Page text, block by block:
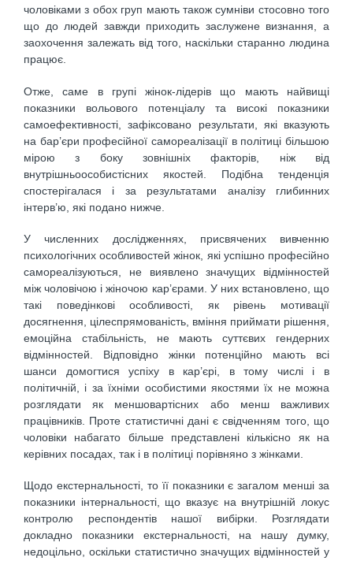
чоловіками з обох груп мають також сумніви стосовно того
що до людей завжди приходить заслужене визнання, а
заохочення залежать від того, наскільки старанно людина
працює.
Отже, саме в групі жінок-лідерів що мають найвищі
показники вольового потенціалу та високі показники
самоефективності, зафіксовано результати, які вказують
на бар’єри професійної самореалізації в політиці більшою
мірою з боку зовнішніх факторів, ніж від
внутрішньоособистісних якостей. Подібна тенденція
спостерігалася і за результатами аналізу глибинних
інтерв’ю, які подано нижче.
У численних дослідженнях, присвячених вивченню
психологічних особливостей жінок, які успішно професійно
самореалізуються, не виявлено значущих відмінностей
між чоловічою і жіночою кар’єрами. У них встановлено, що
такі поведінкові особливості, як рівень мотивації
досягнення, цілеспрямованість, вміння приймати рішення,
емоційна стабільність, не мають суттєвих гендерних
відмінностей. Відповідно жінки потенційно мають всі
шанси домогтися успіху в кар’єрі, в тому числі і в
політичній, і за їхніми особистими якостями їх не можна
розглядати як меншовартісних або менш важливих
працівників. Проте статистичні дані є свідченням того, що
чоловіки набагато більше представлені кількісно як на
керівних посадах, так і в політиці порівняно з жінками.
Щодо екстернальності, то її показники є загалом менші за
показники інтернальності, що вказує на внутрішній локус
контролю респондентів нашої вибірки. Розглядати
докладно показники екстернальності, на нашу думку,
недоцільно, оскільки статистично значущих відмінностей у